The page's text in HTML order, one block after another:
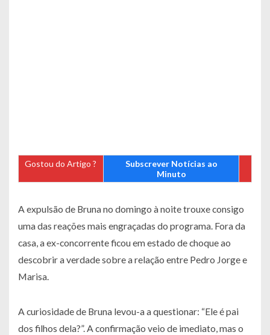
Gostou do Artigo ?
Subscrever Notícias ao
Minuto
A expulsão de Bruna no domingo à noite trouxe consigo
uma das reações mais engraçadas do programa. Fora da
casa, a ex-concorrente ficou em estado de choque ao
descobrir a verdade sobre a relação entre Pedro Jorge e
Marisa.
A curiosidade de Bruna levou-a a questionar: “Ele é pai
dos filhos dela?”. A confirmação veio de imediato, mas o